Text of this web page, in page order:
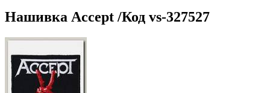
Нашивка Accept /Код vs-327527